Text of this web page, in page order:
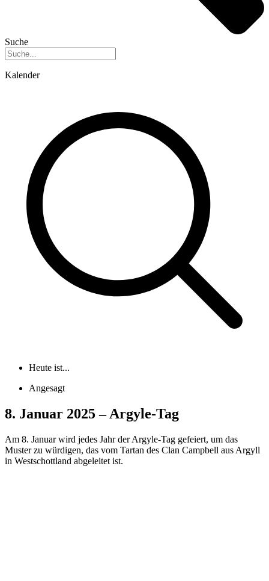
Suche
Kalender
Heute ist...
Angesagt
8. Januar 2025 – Argyle-Tag
Am 8. Januar wird jedes Jahr der Argyle-Tag gefeiert, um das
Muster zu würdigen, das vom Tartan des Clan Campbell aus Argyll
in Westschottland abgeleitet ist.